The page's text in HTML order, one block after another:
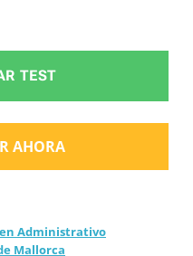
de
TEST
AHORA
Administrativo
Mallorca